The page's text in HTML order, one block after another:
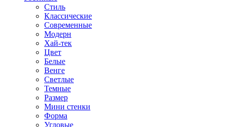
Стиль
Классические
Современные
Модерн
Хай-тек
Цвет
Белые
Венге
Светлые
Темные
Размер
Мини стенки
Форма
Угловые